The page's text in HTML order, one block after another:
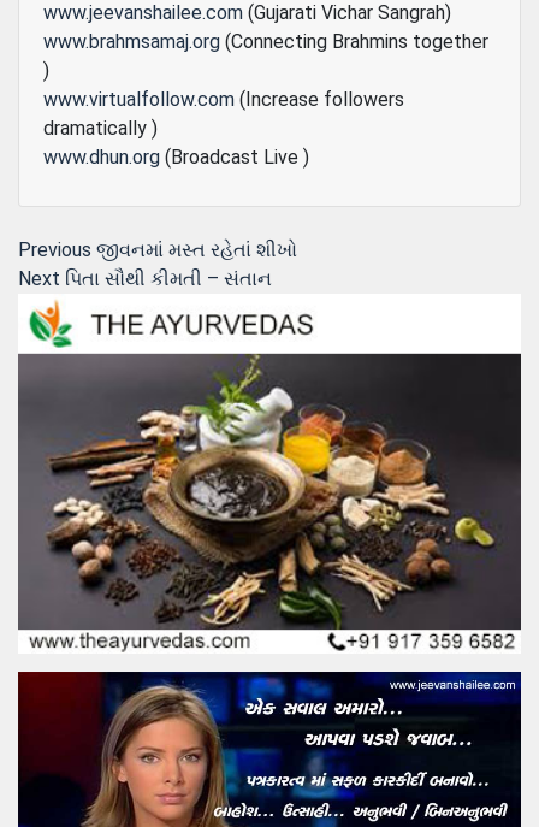
www.jeevanshailee.com (Gujarati Vichar Sangrah)
www.brahmsamaj.org (Connecting Brahmins together
)
www.virtualfollow.com (Increase followers
dramatically )
www.dhun.org (Broadcast Live )
Post
navigation
Previous Previous
post:
જીવનમાં મસ્ત રહેતાં શીખો
Next Next
પિતા સૌથી કીમતી – સંતાન